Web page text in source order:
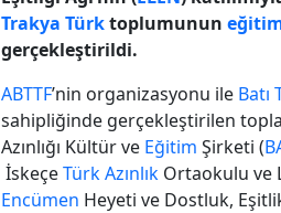
Trakya Türktoplumunun
gerçekleştirildi.
ABTTF’nin organizasyonu ile Batı
sahipliğinde gerçekleştirilen
Azınlığı Kültür ve Eğitim Şirketi (
İskeçeTürkAzınlık Ortaokulu ve
Encümen Heyeti ve Dostluk,